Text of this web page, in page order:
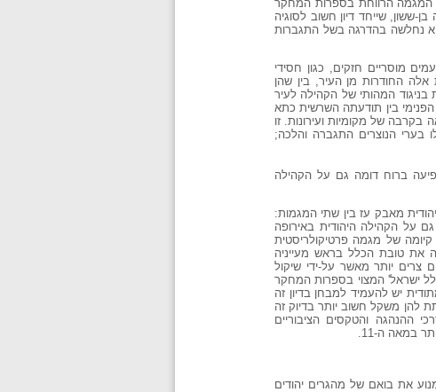
המגמה הרווחת בספרות המחקר
שייחד דיון חשוב לסוגיה
'כלל ישראל' חזקה בראשית הקמתן של הקהילות באשכנז במאות העשירית וה- 11, אך היא נחלשה בהדרגה בשל התגברות
מוסריים חזקים, כגון חסידי
החודרות מן העיר, בין שהן
המהותי של הקהילה לעיר
בין תודעתה השרשית כתא
של מקומיות ועירונות. זו
בערי הנוצרים התגברה והלכה;
בד בבד עם עלייתן של הערים, השפיעה ברוח דומה גם על הקהילה
מאבק עז בין שתי המגמות:
על הקהילה היהודית באירופה
של מגמה פרטיקולריסטית
המעמידה את טובת הכלל בראש מעייניה
צרים יותר מאשר על-ידי שיקול
ישראל' המצוי בספרות המחקר
מתודית יש להעמיד למבחן בדיון זה
להן משקל חשוב יותר בדיוק זה
ההנהגה והטקסים הציבוריים
במאה ה-11.
את בואם של מהגרים יהודים